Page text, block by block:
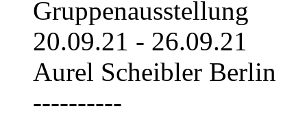
Gruppenausstellung
20.09.21 - 26.09.21
Aurel Scheibler Berlin
----------